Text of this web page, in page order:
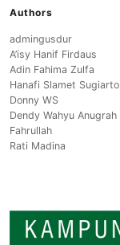
Authors
admingusdur
A’isy Hanif Firdaus
Adin Fahima Zulfa
Hanafi Slamet Sugiarto
Donny WS
Dendy Wahyu Anugrah
Fahrullah
Rati Madina